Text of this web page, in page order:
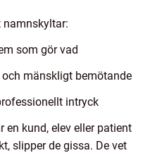
namnskyltar:
som gör vad
mänskligt bemötande
intryck
en kund, elev eller patient
slipper de gissa. De vet